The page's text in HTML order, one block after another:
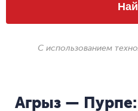
С использованием
Агрыз — Пурпе: